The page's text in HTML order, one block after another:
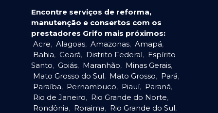
Encontre serviços de reforma,
manutenção e consertos com os
prestadores Grifo mais próximos:
Acre, Alagoas, Amazonas, Amapá,
Bahia, Ceará, Distrito Federal, Espírito
Santo, Goiás, Maranhão, Minas Gerais,
Mato Grosso do Sul, Mato Grosso, Pará,
Paraíba, Pernambuco, Piauí, Paraná,
Rio de Janeiro, Rio Grande do Norte,
Rondônia, Roraima, Rio Grande do Sul,